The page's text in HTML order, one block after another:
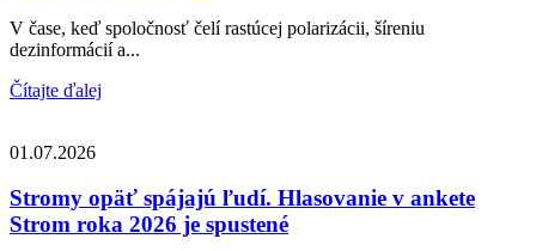
V čase, keď spoločnosť čelí rastúcej polarizácii, šíreniu
dezinformácií a...
Čítajte ďalej
01.07.2026
Stromy opäť spájajú ľudí. Hlasovanie v ankete
Strom roka 2026 je spustené